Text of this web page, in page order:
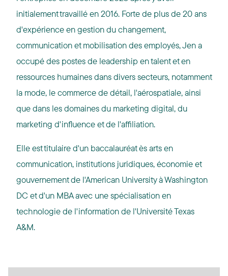
initialement travaillé en 2016. Forte de plus de 20 ans
d'expérience en gestion du changement,
communication et mobilisation des employés, Jen a
occupé des postes de leadership en talent et en
ressources humaines dans divers secteurs, notamment
la mode, le commerce de détail, l'aérospatiale, ainsi
que dans les domaines du marketing digital, du
marketing d'influence et de l'affiliation.
Elle est titulaire d'un baccalauréat ès arts en
communication, institutions juridiques, économie et
gouvernement de l'American University à Washington
DC et d'un MBA avec une spécialisation en
technologie de l'information de l'Université Texas
A&M.